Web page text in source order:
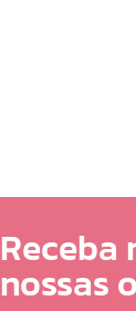
Receba
nossas